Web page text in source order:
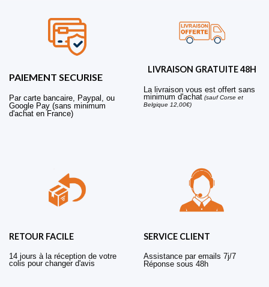
PAIEMENT SECURISE
Par carte bancaire, Paypal, ou
Google Pay (sans minimum
d'achat en France)
LIVRAISON GRATUITE 48H
La livraison vous est offert sans
minimum d'achat (sauf Corse et
Belgique 12,00€)
RETOUR FACILE
14 jours à la réception de votre
colis pour changer d'avis
SERVICE CLIENT
Assistance par emails 7j/7
Réponse sous 48h